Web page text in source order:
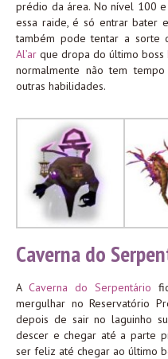
prédio da área. No nível 100
essa raide, é só entrar bater
também pode tentar a sorte
Al’ar que dropa do último boss
normalmente não tem
outras habilidades.
Caverna do
A Caverna do Serpentário
mergulhar no Reservatório
depois de sair no laguinho
descer e chegar até a parte
ser feliz até chegar ao último